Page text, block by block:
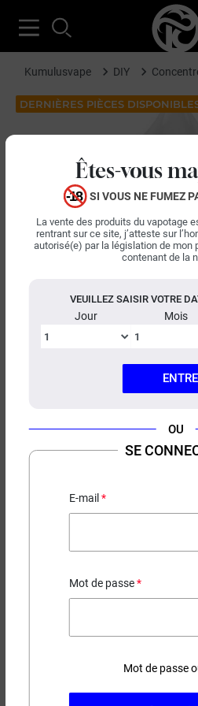
Êtes-vous
SI VOUS NE FUMEZ
La vente des produits du vapotage
rentrant sur ce site, j’atteste sur
autorisé(e) par la législation de mon
contenant de la
VEUILLEZ SAISIR VOTRE
Jour Mois
OU
SE
E-mail
Mot de passe
Mot de passe
Kumulusvape DIY
DERNIÈRES PIÈCES
CONCENTRÉ
Crème brûlée - Vanille